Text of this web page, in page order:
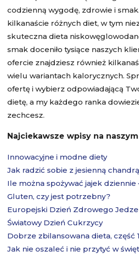
codzienną wygodę, zdrowie i
kilkanaście różnych diet, w tym
skuteczna dieta
smak doceniło tysiące naszych
ofercie znajdziesz również
wielu wariantach kalorycznych.
ofertę i wybierz odpowiadającą
dietę, a my każdego ranka
zechcesz.
Najciekawsze wpisy na
Innowacyjne i modne diety
Jak radzić sobie z jesienną
Ile można spożywać jajek dziennie
Gluten, czy jest potrzebny?
Europejski Dzień Zdrowego
Światowy Dzień Cukrzycy
Dobrze zbilansowana dieta, część
Jak nie oszaleć i nie przytyć w